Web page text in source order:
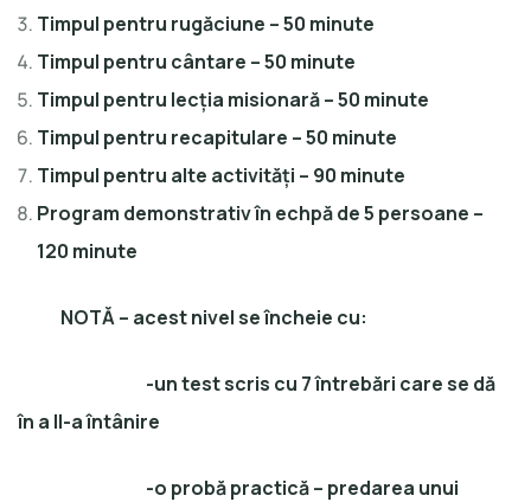
Timpul pentru rugăciune – 50 minute
Timpul pentru cântare – 50 minute
Timpul pentru lecția misionară – 50 minute
Timpul pentru recapitulare – 50 minute
Timpul pentru alte activități – 90 minute
Program demonstrativ în echpă de 5 persoane –
120 minute
NOTĂ – acest nivel se încheie cu:
-un test scris cu 7 întrebări care se dă
în a II-a întânire
-o probă practică – predarea unui